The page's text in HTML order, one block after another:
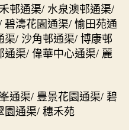
邨通渠/ 水泉澳邨通渠/
濤花園通渠/ 愉田苑通
/ 沙角邨通渠/ 博康邨
渠/ 偉華中心通渠/ 麗
通渠/ 豐景花園通渠/ 碧
園通渠/ 穗禾苑